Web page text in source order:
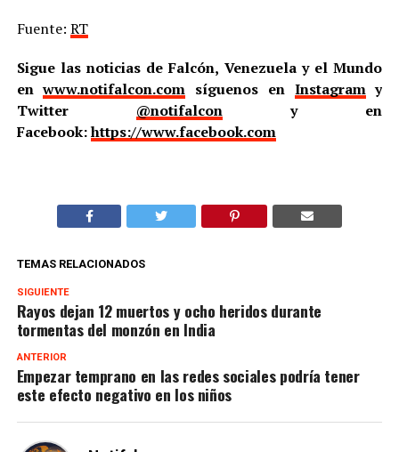
Fuente: RT
Sigue las noticias de Falcón, Venezuela y el Mundo
enwww.notifalcon.com síguenos en Instagramy
Twitter @notifalcony en
Facebook:https://www.facebook.com
TEMAS RELACIONADOS
SIGUIENTE
Rayos dejan 12 muertos y ocho heridos durante
tormentas del monzón en India
ANTERIOR
Empezar temprano en las redes sociales podría tener
este efecto negativo en los niños